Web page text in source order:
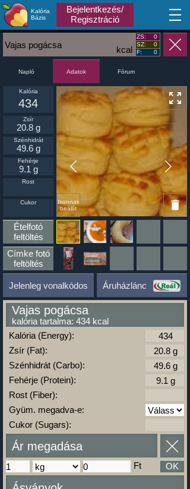
Kalória
Bázis
Bejelentkezés/
Regisztráció
MA
kcal
Vajas pogácsa
ZS:
0
SZ:
0
F:
0
Napló Adatok Fórum
Ikonnak
beállít
Kalória
434
Zsír
20.8 g
Szénhidrát
49.6 g
Fehérje
9.1 g
Rost
Cukor
Ételfotó
feltöltés
Címke fotó
feltöltés
Jelenleg vonalkódos Áruházlánc
Vajas pogácsa
kalória tartalma: 434 kcal
Kalória (Energy):
Zsír (Fat):
Szénhidrát (Carbo):
Fehérje (Protein):
Rost (Fiber):
Gyüm. megadva-e:
Cukor (Sugars):
Ár megadása
Ft OK